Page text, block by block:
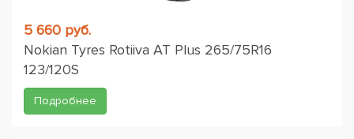
5 660 руб.
Nokian Tyres Rotiiva AT Plus 265/75R16
123/120S
Подробнее